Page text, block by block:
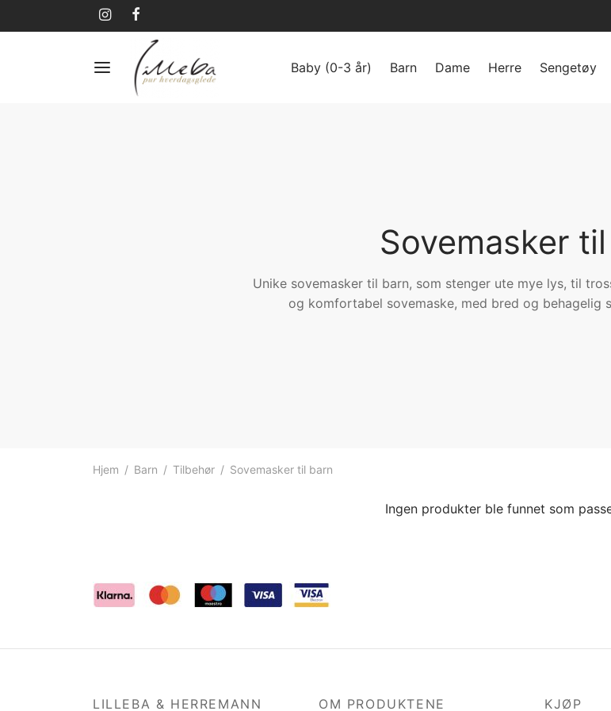
Baby (0-3 år) Barn Dame Herre Sengetøy
Sovemasker
Unike sovemasker til barn, som stenger ute mye lys, til
og komfortabel sovemaske, med bred og behagelig
Hjem / Barn / Tilbehør / Sovemasker til barn
Ingen produkter ble funnet som
LILLEBA & HERREMANN OM PRODUKTENE KJØP